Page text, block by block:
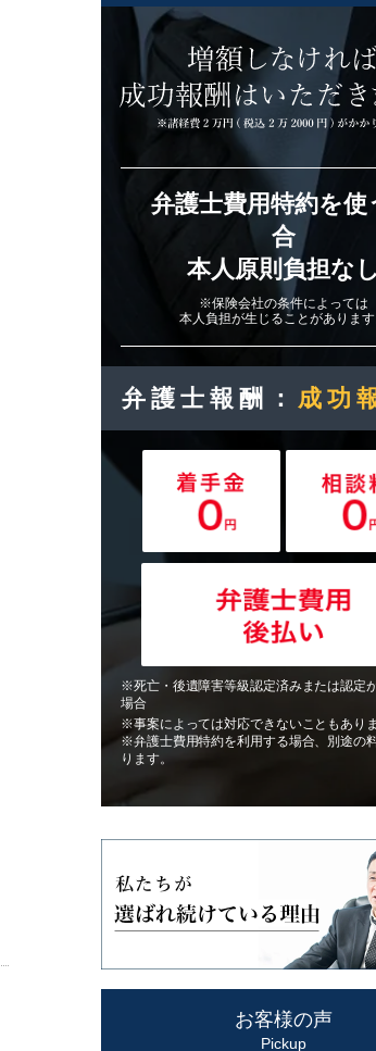
弁護士費用特約を使
合
本人原則負担なし
※保険会社の条件によっては
本人負担が生じることがあります
弁護士報酬： 成功
※死亡・後遺障害等級認定済みまたは認定
場合
※事案によっては対応できないこともありま
※弁護士費用特約を利用する場合、別途の
ります。
お客様の声
Pickup